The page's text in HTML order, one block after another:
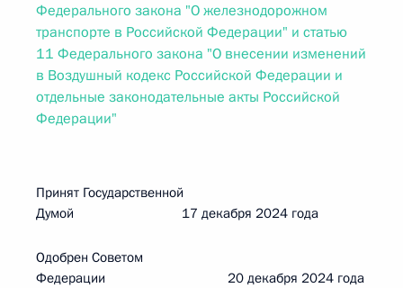
Федерального закона "О железнодорожном
транспорте в Российской Федерации" и статью
11 Федерального закона "О внесении изменений
в Воздушный кодекс Российской Федерации и
отдельные законодательные акты Российской
Федерации"
Принят Государственной
Думой 17 декабря 2024 года
Одобрен Советом
Федерации 20 декабря 2024 года